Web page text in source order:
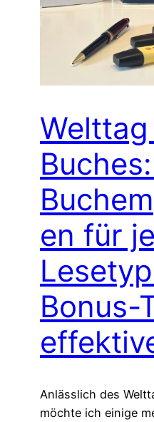
en für
Bonus-
Anlässlich des
möchte ich einige